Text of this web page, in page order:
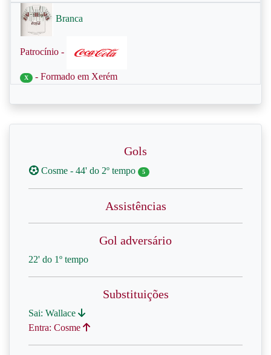
Branca
Patrocínio -
X - Formado em Xerém
Gols
Cosme - 44' do 2º tempo 5
Assistências
Gol adversário
22' do 1º tempo
Substituições
Sai: Wallace
Entra: Cosme